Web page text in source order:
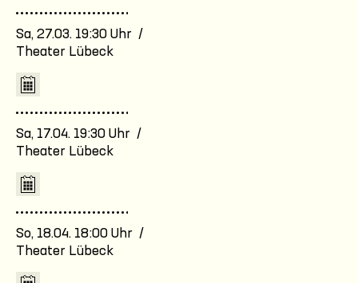
Sa, 27.03. 19:30 Uhr /
Theater Lübeck
Sa, 17.04. 19:30 Uhr /
Theater Lübeck
So, 18.04. 18:00 Uhr /
Theater Lübeck